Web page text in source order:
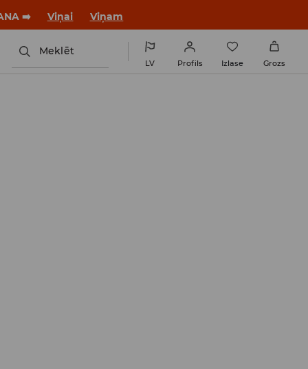
jaunu stilu! Viņai Viņam
Meklēt
LV Profils Izlase Grozs